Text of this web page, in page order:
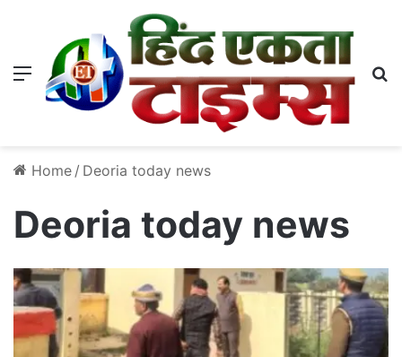
Menu
Home / Deoria today news
Deoria today news